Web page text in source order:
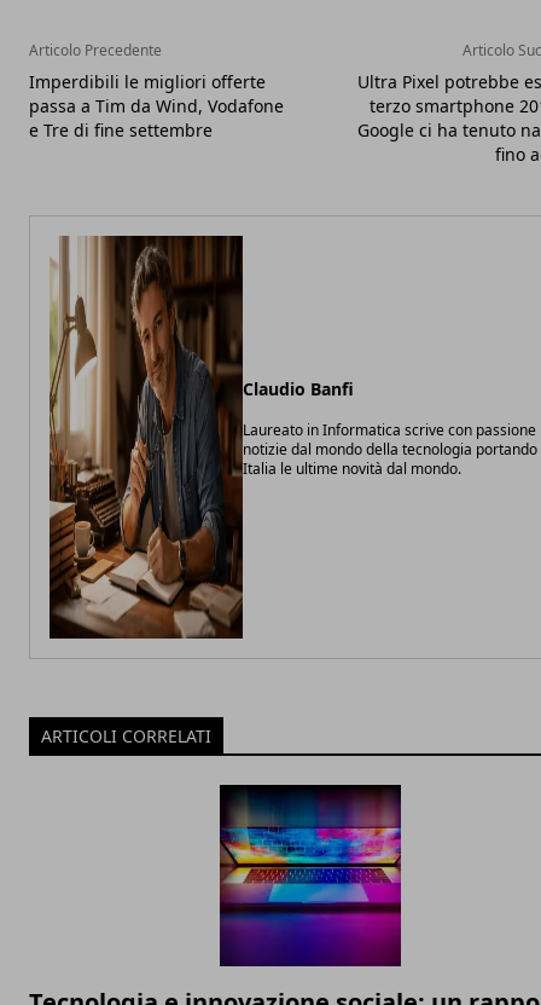
Articolo Precedente
Imperdibili le migliori offerte
passa a Tim da Wind, Vodafone
e Tre di fine settembre
Articolo
Ultra Pixel potrebbe
terzo smartphone
Google ci ha tenuto
fino
Claudio Banfi
Laureato in Informatica scrive con passione
notizie dal mondo della tecnologia portando
Italia le ultime novità dal mondo.
ARTICOLI CORRELATI